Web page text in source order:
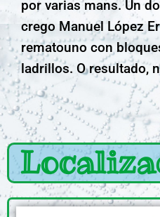
por varias mans. Un
crego Manuel López
rematouno con
ladrillos. O resultado,